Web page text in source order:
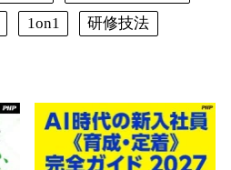
1on1
研修技法